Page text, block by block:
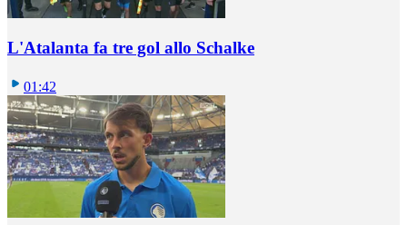
L'Atalanta fa tre gol allo Schalke
01:42